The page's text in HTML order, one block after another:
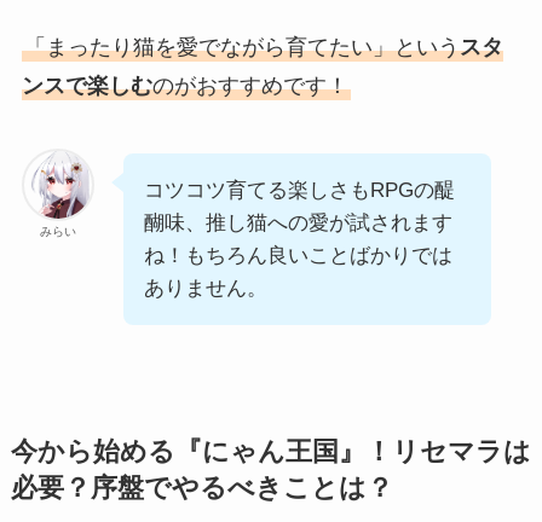
「まったり猫を愛でながら育てたい」というスタ
ンスで楽しむのがおすすめです！
みらい
コツコツ育てる楽しさもRPGの醍
醐味、推し猫への愛が試されます
ね！もちろん良いことばかりでは
ありません。
今から始める『にゃん王国』！リセマラは
必要？序盤でやるべきことは？